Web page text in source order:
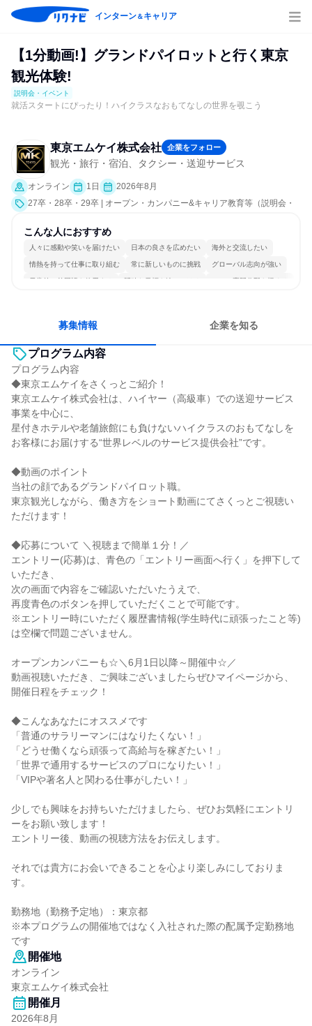
インターン＆キャリア
【1分動画!】グランドパイロットと行く東京
観光体験!
説明会・イベント
就活スタートにぴったり！ハイクラスなおもてなしの世界を覗こう
東京エムケイ株式会社 企業をフォロー
観光・旅行・宿泊、タクシー・送迎サービス
オンライン 1日
2026年8月
27卒・28卒・29卒 | オープン・カンパニー&キャリア教育等（説明会・
こんな人におすすめ
人々に感動や笑いを届けたい 日本の良さを広めたい 海外と交流したい
情熱を持って仕事に取り組む 常に新しいものに挑戦 グローバル志向が強い
日常的に外国語を使用する 明確な目標を追いかける 一つの専門分野を極める
募集情報 企業を知る
プログラム内容
プログラム内容
◆東京エムケイをさくっとご紹介！
東京エムケイ株式会社は、ハイヤー（高級車）での送迎サービス
事業を中心に、
星付きホテルや老舗旅館にも負けないハイクラスのおもてなしを
お客様にお届けする“世界レベルのサービス提供会社”です。
◆動画のポイント
当社の顔であるグランドパイロット職。
東京観光しながら、働き方をショート動画にてさくっとご視聴い
ただけます！
◆応募について ＼視聴まで簡単１分！／
エントリー(応募)は、青色の「エントリー画面へ行く」を押下して
いただき、
次の画面で内容をご確認いただいたうえで、
再度青色のボタンを押していただくことで可能です。
※エントリー時にいただく履歴書情報(学生時代に頑張ったこと等)
は空欄で問題ございません。
オープンカンパニーも☆＼6月1日以降～開催中☆／
動画視聴いただき、ご興味ございましたらぜひマイページから、
開催日程をチェック！
◆こんなあなたにオススメです
「普通のサラリーマンにはなりたくない！」
「どうせ働くなら頑張って高給与を稼ぎたい！」
「世界で通用するサービスのプロになりたい！」
「VIPや著名人と関わる仕事がしたい！」
少しでも興味をお持ちいただけましたら、ぜひお気軽にエントリ
ーをお願い致します！
エントリー後、動画の視聴方法をお伝えします。
それでは貴方にお会いできることを心より楽しみにしておりま
す。
勤務地（勤務予定地）：東京都
※本プログラムの開催地ではなく入社された際の配属予定勤務地
です
開催地
オンライン
東京エムケイ株式会社
開催月
2026年8月